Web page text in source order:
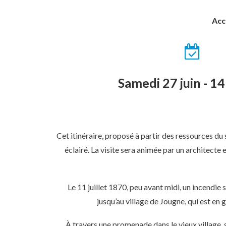
Samedi 27 juin -
Cet itinéraire, proposé à partir des ressources du
éclairé. La visite sera animée par un
Le 11 juillet 1870, peu avant midi, un incendie
jusqu’au village de Jougne, qui est